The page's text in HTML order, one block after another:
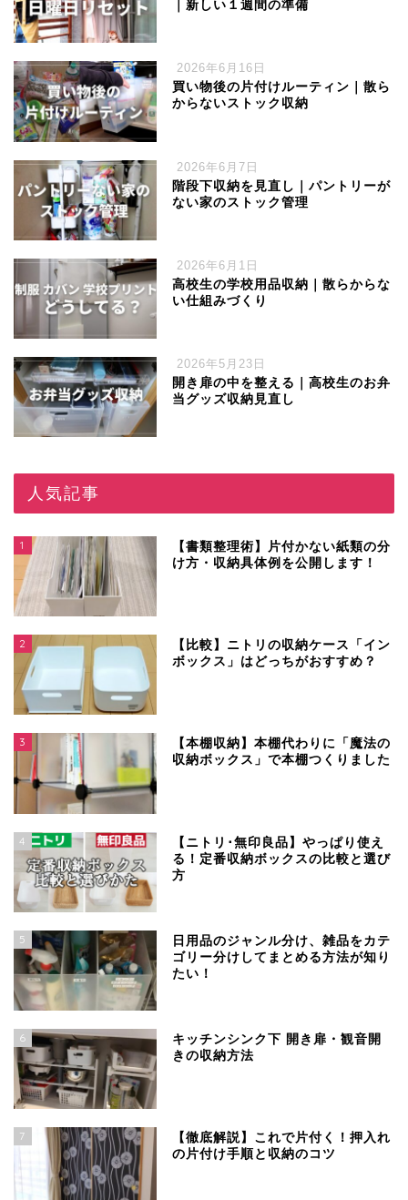
｜新しい１週間の準備
2026年6月16日
買い物後の片付けルーティン｜散ら
からないストック収納
2026年6月7日
階段下収納を見直し｜パントリーが
ない家のストック管理
2026年6月1日
高校生の学校用品収納｜散らからな
い仕組みづくり
2026年5月23日
開き扉の中を整える｜高校生のお弁
当グッズ収納見直し
人気記事
1
【書類整理術】片付かない紙類の分
け方・収納具体例を公開します！
2
【比較】ニトリの収納ケース「イン
ボックス」はどっちがおすすめ？
3
【本棚収納】本棚代わりに「魔法の
収納ボックス」で本棚つくりました
4
【ニトリ･無印良品】やっぱり使え
る！定番収納ボックスの比較と選び
方
5
日用品のジャンル分け、雑品をカテ
ゴリー分けしてまとめる方法が知り
たい！
6
キッチンシンク下 開き扉・観音開
きの収納方法
7
【徹底解説】これで片付く！押入れ
の片付け手順と収納のコツ